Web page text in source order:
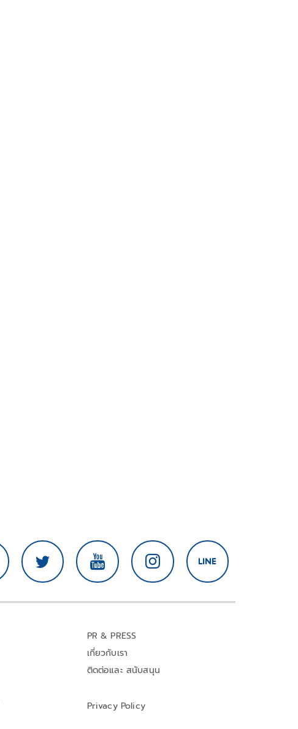
PR & PRESS
เกี่ยวกับเรา
ติดต่อและ สนับสนุน
Privacy Policy